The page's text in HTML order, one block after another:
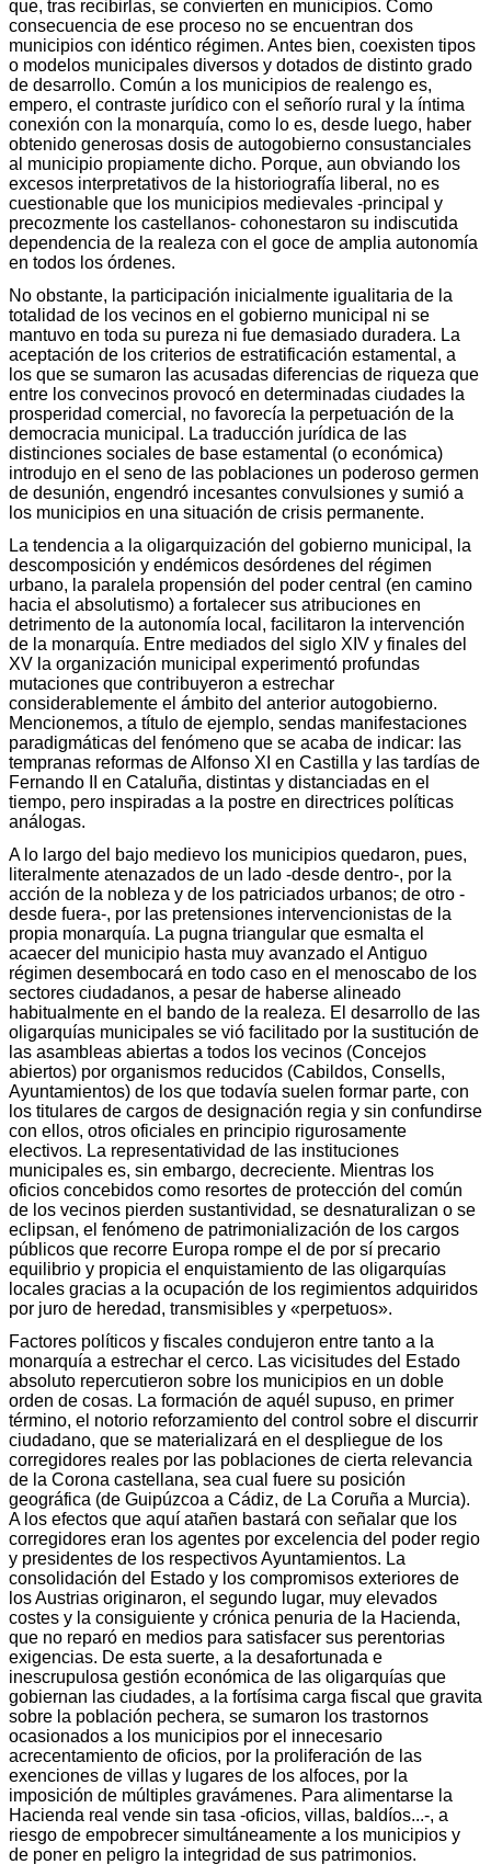
que, tras recibirlas, se convierten en municipios. Como
consecuencia de ese proceso no se encuentran dos
municipios con idéntico régimen. Antes bien, coexisten tipos
o modelos municipales diversos y dotados de distinto grado
de desarrollo. Común a los municipios de realengo es,
empero, el contraste jurídico con el señorío rural y la íntima
conexión con la monarquía, como lo es, desde luego, haber
obtenido generosas dosis de autogobierno consustanciales
al municipio propiamente dicho. Porque, aun obviando los
excesos interpretativos de la historiografía liberal, no es
cuestionable que los municipios medievales -principal y
precozmente los castellanos- cohonestaron su indiscutida
dependencia de la realeza con el goce de amplia autonomía
en todos los órdenes.
No obstante, la participación inicialmente igualitaria de la
totalidad de los vecinos en el gobierno municipal ni se
mantuvo en toda su pureza ni fue demasiado duradera. La
aceptación de los criterios de estratificación estamental, a
los que se sumaron las acusadas diferencias de riqueza que
entre los convecinos provocó en determinadas ciudades la
prosperidad comercial, no favorecía la perpetuación de la
democracia municipal. La traducción jurídica de las
distinciones sociales de base estamental (o económica)
introdujo en el seno de las poblaciones un poderoso germen
de desunión, engendró incesantes convulsiones y sumió a
los municipios en una situación de crisis permanente.
La tendencia a la oligarquización del gobierno municipal, la
descomposición y endémicos desórdenes del régimen
urbano, la paralela propensión del poder central (en camino
hacia el absolutismo) a fortalecer sus atribuciones en
detrimento de la autonomía local, facilitaron la intervención
de la monarquía. Entre mediados del siglo XIV y finales del
XV la organización municipal experimentó profundas
mutaciones que contribuyeron a estrechar
considerablemente el ámbito del anterior autogobierno.
Mencionemos, a título de ejemplo, sendas manifestaciones
paradigmáticas del fenómeno que se acaba de indicar: las
tempranas reformas de Alfonso XI en Castilla y las tardías de
Fernando II en Cataluña, distintas y distanciadas en el
tiempo, pero inspiradas a la postre en directrices políticas
análogas.
A lo largo del bajo medievo los municipios quedaron, pues,
literalmente atenazados de un lado -desde dentro-, por la
acción de la nobleza y de los patriciados urbanos; de otro -
desde fuera-, por las pretensiones intervencionistas de la
propia monarquía. La pugna triangular que esmalta el
acaecer del municipio hasta muy avanzado el Antiguo
régimen desembocará en todo caso en el menoscabo de los
sectores ciudadanos, a pesar de haberse alineado
habitualmente en el bando de la realeza. El desarrollo de las
oligarquías municipales se vió facilitado por la sustitución de
las asambleas abiertas a todos los vecinos (Concejos
abiertos) por organismos reducidos (Cabildos, Consells,
Ayuntamientos) de los que todavía suelen formar parte, con
los titulares de cargos de designación regia y sin confundirse
con ellos, otros oficiales en principio rigurosamente
electivos. La representatividad de las instituciones
municipales es, sin embargo, decreciente. Mientras los
oficios concebidos como resortes de protección del común
de los vecinos pierden sustantividad, se desnaturalizan o se
eclipsan, el fenómeno de patrimonialización de los cargos
públicos que recorre Europa rompe el de por sí precario
equilibrio y propicia el enquistamiento de las oligarquías
locales gracias a la ocupación de los regimientos adquiridos
por juro de heredad, transmisibles y «perpetuos».
Factores políticos y fiscales condujeron entre tanto a la
monarquía a estrechar el cerco. Las vicisitudes del Estado
absoluto repercutieron sobre los municipios en un doble
orden de cosas. La formación de aquél supuso, en primer
término, el notorio reforzamiento del control sobre el discurrir
ciudadano, que se materializará en el despliegue de los
corregidores reales por las poblaciones de cierta relevancia
de la Corona castellana, sea cual fuere su posición
geográfica (de Guipúzcoa a Cádiz, de La Coruña a Murcia).
A los efectos que aquí atañen bastará con señalar que los
corregidores eran los agentes por excelencia del poder regio
y presidentes de los respectivos Ayuntamientos. La
consolidación del Estado y los compromisos exteriores de
los Austrias originaron, el segundo lugar, muy elevados
costes y la consiguiente y crónica penuria de la Hacienda,
que no reparó en medios para satisfacer sus perentorias
exigencias. De esta suerte, a la desafortunada e
inescrupulosa gestión económica de las oligarquías que
gobiernan las ciudades, a la fortísima carga fiscal que gravita
sobre la población pechera, se sumaron los trastornos
ocasionados a los municipios por el innecesario
acrecentamiento de oficios, por la proliferación de las
exenciones de villas y lugares de los alfoces, por la
imposición de múltiples gravámenes. Para alimentarse la
Hacienda real vende sin tasa -oficios, villas, baldíos...-, a
riesgo de empobrecer simultáneamente a los municipios y
de poner en peligro la integridad de sus patrimonios.